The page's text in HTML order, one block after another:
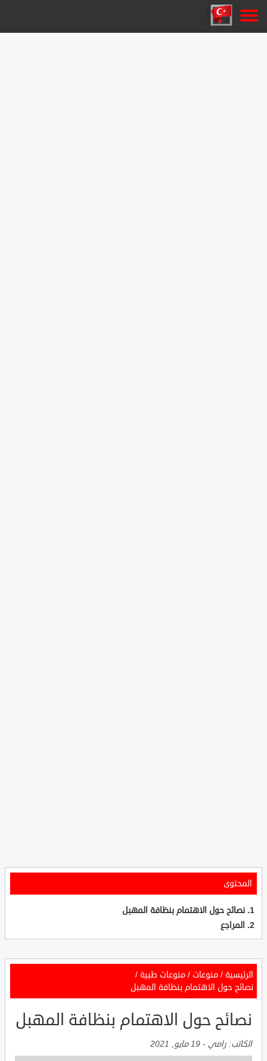
المحتوى
نصائح حول الاهتمام بنظافة المهبل
المراجع
الرئيسية / منوعات / منوعات طبية /
نصائح حول الاهتمام بنظافة المهبل
نصائح حول الاهتمام بنظافة المهبل
الكاتب: رامي - 19 مايو, 2021